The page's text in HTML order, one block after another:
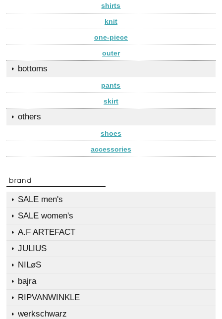
shirts
knit
one-piece
outer
bottoms
pants
skirt
others
shoes
accessories
SALE men's
SALE women's
A.F ARTEFACT
JULIUS
NILøS
bajra
RIPVANWINKLE
werkschwarz